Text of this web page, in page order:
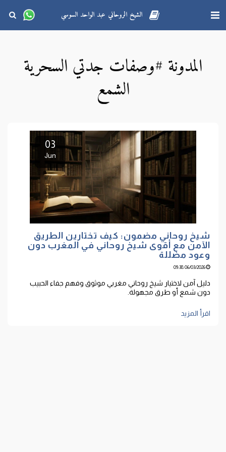
الشيخ الروحاني عبد الواحد السوسي
المدونة #وصفات جدتي السحرية
الشمع
03
Jun
شيخ روحاني مضمون: كيف تختارين الطريق
الآمن مع أقوى شيخ روحاني في المغرب دون
وعود مضللة
06/03/2026 09:38
دليل آمن لاختيار شيخ روحاني مغربي موثوق وفهم جفاء الحبيب
دون شمع أو طرق مجهولة.
اقرأ المزيد